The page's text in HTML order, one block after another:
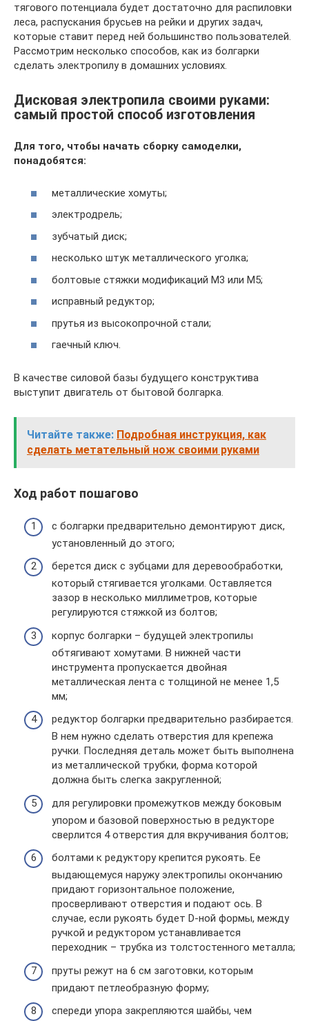
тягового потенциала будет достаточно для распиловки
леса, распускания брусьев на рейки и других задач,
которые ставит перед ней большинство пользователей.
Рассмотрим несколько способов, как из болгарки
сделать электропилу в домашних условиях.
Дисковая электропила своими руками:
самый простой способ изготовления
Для того, чтобы начать сборку самоделки,
понадобятся:
металлические хомуты;
электродрель;
зубчатый диск;
несколько штук металлического уголка;
болтовые стяжки модификаций М3 или М5;
исправный редуктор;
прутья из высокопрочной стали;
гаечный ключ.
В качестве силовой базы будущего конструктива
выступит двигатель от бытовой болгарка.
Читайте также: Подробная инструкция, как
сделать метательный нож своими руками
Ход работ пошагово
с болгарки предварительно демонтируют диск,
установленный до этого;
берется диск с зубцами для деревообработки,
который стягивается уголками. Оставляется
зазор в несколько миллиметров, которые
регулируются стяжкой из болтов;
корпус болгарки – будущей электропилы
обтягивают хомутами. В нижней части
инструмента пропускается двойная
металлическая лента с толщиной не менее 1,5
мм;
редуктор болгарки предварительно разбирается.
В нем нужно сделать отверстия для крепежа
ручки. Последняя деталь может быть выполнена
из металлической трубки, форма которой
должна быть слегка закругленной;
для регулировки промежутков между боковым
упором и базовой поверхностью в редукторе
сверлится 4 отверстия для вкручивания болтов;
болтами к редуктору крепится рукоять. Ее
выдающемуся наружу электропилы окончанию
придают горизонтальное положение,
просверливают отверстия и подают ось. В
случае, если рукоять будет D-ной формы, между
ручкой и редуктором устанавливается
переходник – трубка из толстостенного металла;
пруты режут на 6 см заготовки, которым
придают петлеобразную форму;
спереди упора закрепляются шайбы, чем